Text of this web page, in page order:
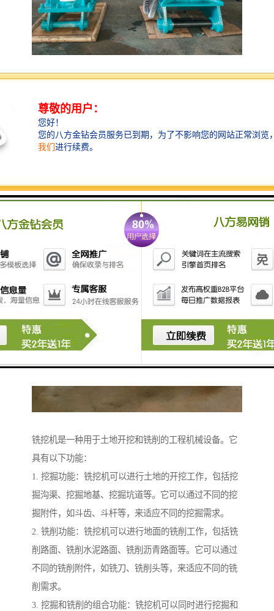
挖机横向铣挖机的作用是用于挖掘和铣削地面、道路、
河道等工程中的土壤、岩石和混凝土。它可以快速、地
进行挖掘和铣削作业，适用于土方工程、路基工程、水
利工程等工程项目。挖机横向铣挖机具有强大的挖掘和
铣挖机是一种用于土地开挖和铣削的工程机械设备。它
具有以下功能：
1. 挖掘功能：铣挖机可以进行土地的开挖工作，包括挖
掘沟渠、挖掘地基、挖掘坑道等。它可以通过不同的挖
掘附件，如斗齿、斗杆等，来适应不同的挖掘需求。
2. 铣削功能：铣挖机可以进行地面的铣削工作，包括铣
削路面、铣削水泥路面、铣削沥青路面等。它可以通过
不同的铣削附件，如铣刀、铣削头等，来适应不同的铣
削需求。
3. 挖掘和铣削的组合功能：铣挖机可以同时进行挖掘和